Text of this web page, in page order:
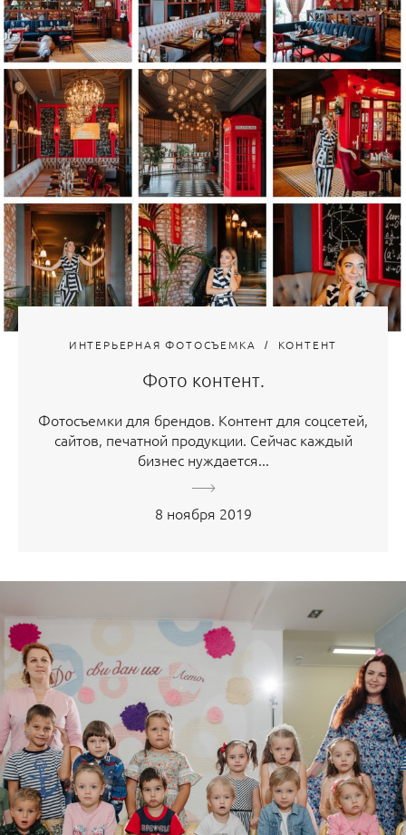
ИНТЕРЬЕРНАЯ ФОТОСЪЕМКА КОНТЕНТ
Фото контент.
Фотосъемки для брендов. Контент для соцсетей,
сайтов, печатной продукции. Сейчас каждый
бизнес нуждается...
8 ноября 2019